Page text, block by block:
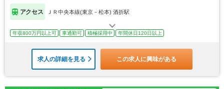
アクセス ＪＲ中央本線(東京－松本) 酒折駅
年収800万円以上可 車通勤可 積極採用中 年間休日120日以上
求人の詳細を見る この求人に興味がある